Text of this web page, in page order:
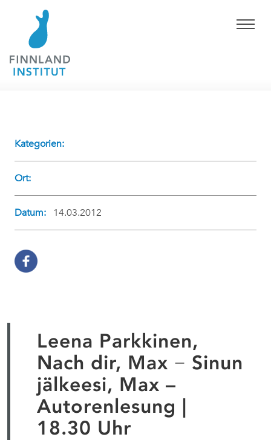
Kategorien:
Ort:
Datum: 14.03.2012
Leena Parkkinen,
Nach dir, Max − Sinun
jälkeesi, Max –
Autorenlesung |
18.30 Uhr